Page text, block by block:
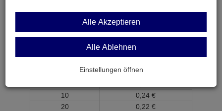
SIL9A 150R
Widerstands-Netzwerk 8x150 Ohm 2% 9-pol.SIP
ab Menge
Preis je Stück
10
0, 24 €
20
0, 22 €
Alle Akzeptieren
Alle Ablehnen
Einstellungen öffnen